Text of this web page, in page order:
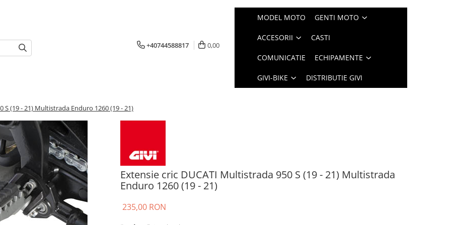
+40744588817 0,00
MODEL MOTO GENTI MOTO
ACCESORII CASTI
COMUNICATIE ECHIPAMENTE
GIVI-BIKE DISTRIBUTIE GIVI
S (19 - 21) Multistrada Enduro 1260 (19 - 21)
Extensie cric DUCATI Multistrada 950 S (19 - 21) Multistrada
Enduro 1260 (19 - 21)
235,00 RON